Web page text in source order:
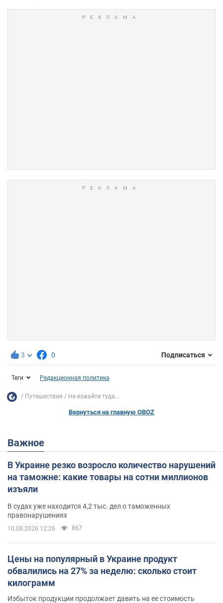
3 0 Подписаться
Теги Редакционная политика
Путешествия Не езжайте туда...
Вернуться на главную OBOZ
Важное
В Украине резко возросло количество нарушений
на таможне: какие товары на сотни миллионов
изъяли
В судах уже находится 4,2 тыс. дел о таможенных
правонарушениях
10.08.2026 12:26 867
Цены на популярный в Украине продукт
обвалились на 27% за неделю: сколько стоит
килограмм
Избыток продукции продолжает давить на ее стоимость